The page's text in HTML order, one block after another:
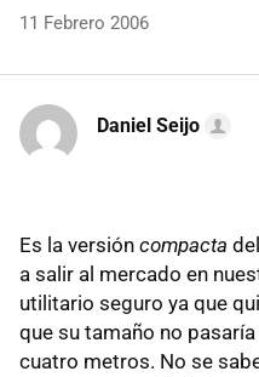
11 Febrero 2006
Daniel Seijo
Es la versión compacta
a salir al mercado en
utilitario seguro ya que
que su tamaño no
cuatro metros. No se